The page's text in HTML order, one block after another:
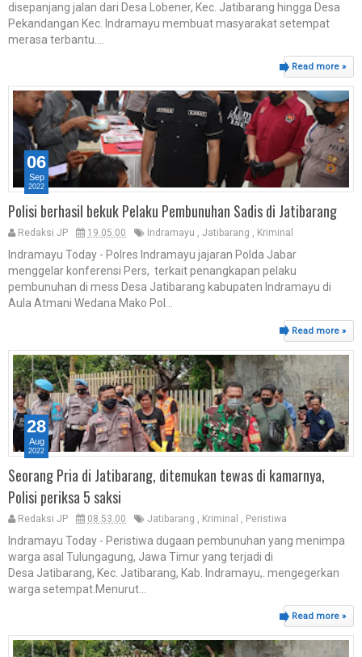
disepanjang jalan dari Desa Lobener, Kec. Jatibarang hingga Desa
Pekandangan Kec. Indramayu membuat masyarakat setempat
merasa terbantu....
Read more »
Polisi berhasil bekuk Pelaku Pembunuhan Sadis di Jatibarang
Redaksi JP 19.05.00 Indramayu , Jatibarang , Kriminal
Indramayu Today - Polres Indramayu jajaran Polda Jabar
menggelar konferensi Pers, terkait penangkapan pelaku
pembunuhan di mess Desa Jatibarang kabupaten Indramayu di
Aula Atmani Wedana Mako Pol...
Read more »
06
Sep
2022
Seorang Pria di Jatibarang, ditemukan tewas di kamarnya,
Polisi periksa 5 saksi
Redaksi JP 08.53.00 Jatibarang Kriminal Peristiwa
Indramayu Today - Peristiwa dugaan pembunuhan yang menimpa
warga asal Tulungagung, Jawa Timur yang terjadi di
Desa Jatibarang, Kec. Jatibarang, Kab. Indramayu,. mengegerkan
warga setempat.Menurut...
Read more »
28
Aug
2022